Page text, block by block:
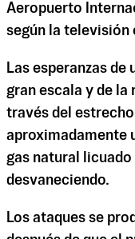
Aeropuerto
según la televisión
Las esperanzas de
gran escala y de la
través del estrecho
aproximadamente
gas natural licuado
desvaneciendo.
Los ataques se